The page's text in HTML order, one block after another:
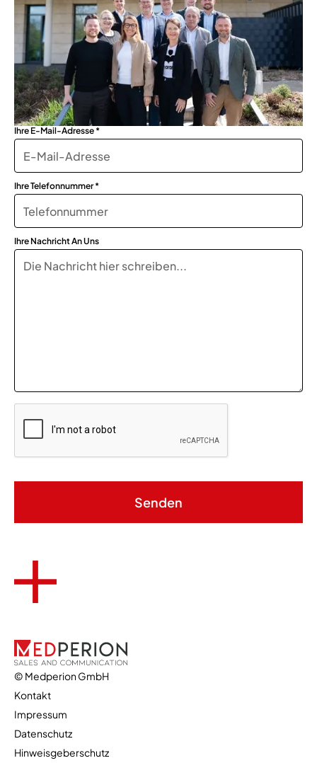
Ihre E-Mail-Adresse *
Ihre Telefonnummer *
Ihre Nachricht An Uns
© Medperion GmbH
Kontakt
Impressum
Datenschutz
Hinweisgeberschutz